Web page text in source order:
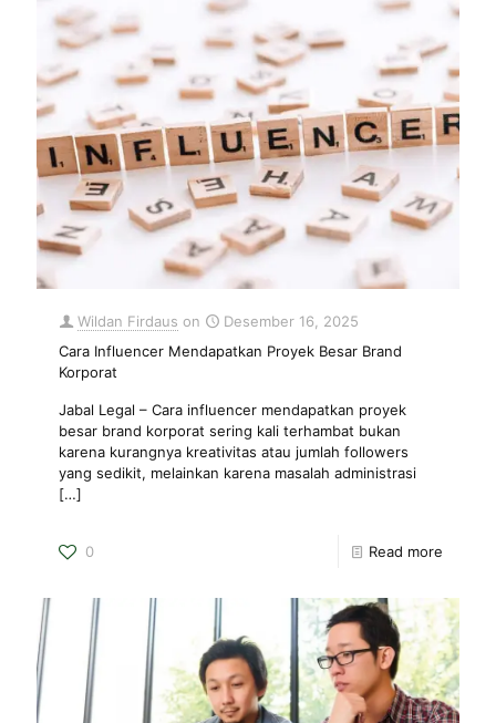
Wildan Firdaus on
Desember 16, 2025
Cara Influencer Mendapatkan Proyek Besar Brand
Korporat
Jabal Legal – Cara influencer mendapatkan proyek
besar brand korporat sering kali terhambat bukan
karena kurangnya kreativitas atau jumlah followers
yang sedikit, melainkan karena masalah administrasi
[…]
0 Read more